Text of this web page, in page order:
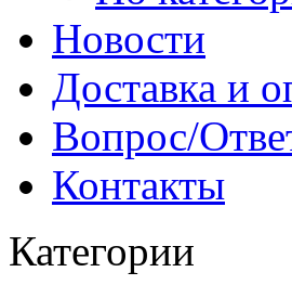
Новости
Доставка и
Вопрос/
Контакты
Категории